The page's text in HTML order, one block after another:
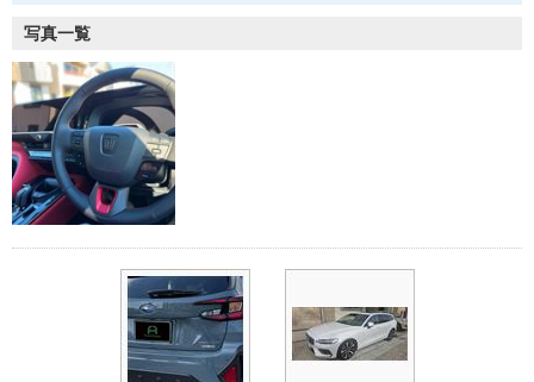
写真一覧